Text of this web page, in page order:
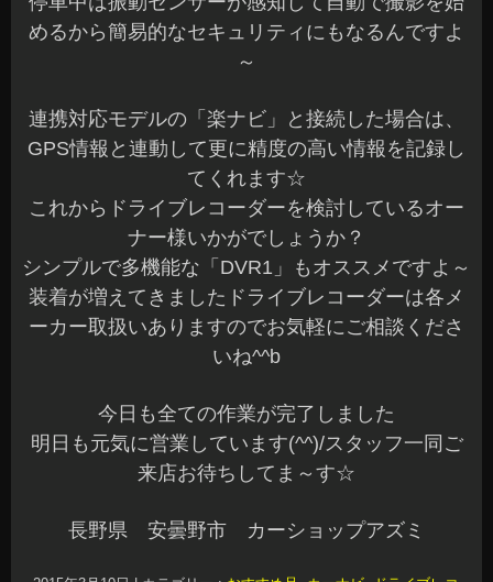
めるから簡易的なセキュリティにもなるんですよ
～
連携対応モデルの「楽ナビ」と接続した場合は、
GPS情報と連動して更に精度の高い情報を記録し
てくれます☆
これからドライブレコーダーを検討しているオー
ナー様いかがでしょうか？
シンプルで多機能な「DVR1」もオススメですよ～
装着が増えてきましたドライブレコーダーは各メ
ーカー取扱いありますのでお気軽にご相談くださ
いね^^b
今日も全ての作業が完了しました
明日も元気に営業しています(^^)/スタッフ一同ご
来店お待ちしてま～す☆
長野県 安曇野市 カーショップアズミ